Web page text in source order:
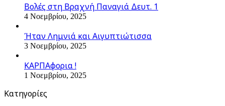
Βολές στη Βραχνή Παναγιά Δευτ. 1
4 Νοεμβρίου, 2025
Ήταν Λημνιά και Αιγυπτιώτισσα
3 Νοεμβρίου, 2025
ΚΑΡΠΑφορια !
1 Νοεμβρίου, 2025
Kατηγορίες